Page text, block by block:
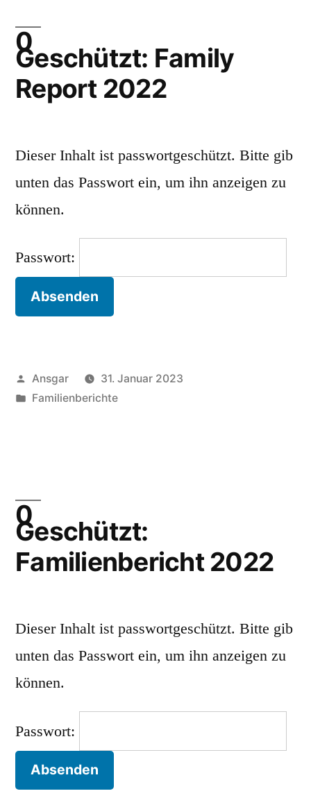
Geschützt: Family
Report 2022
Dieser Inhalt ist passwortgeschützt. Bitte gib
unten das Passwort ein, um ihn anzeigen zu
können.
Passwort:
Veröffentlicht
von
Ansgar
31. Januar 2023
Veröffentlicht
Familienberichte
Geschützt:
Familienbericht 2022
Dieser Inhalt ist passwortgeschützt. Bitte gib
unten das Passwort ein, um ihn anzeigen zu
können.
Passwort: